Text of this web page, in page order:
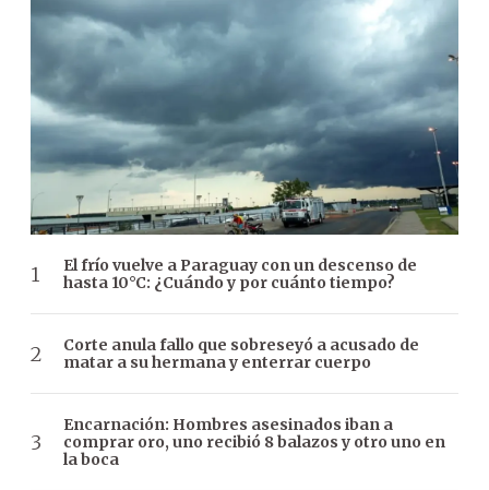
El frío vuelve a Paraguay con un descenso de
hasta 10°C: ¿Cuándo y por cuánto tiempo?
Corte anula fallo que sobreseyó a acusado de
matar a su hermana y enterrar cuerpo
Encarnación: Hombres asesinados iban a
comprar oro, uno recibió 8 balazos y otro uno en
la boca